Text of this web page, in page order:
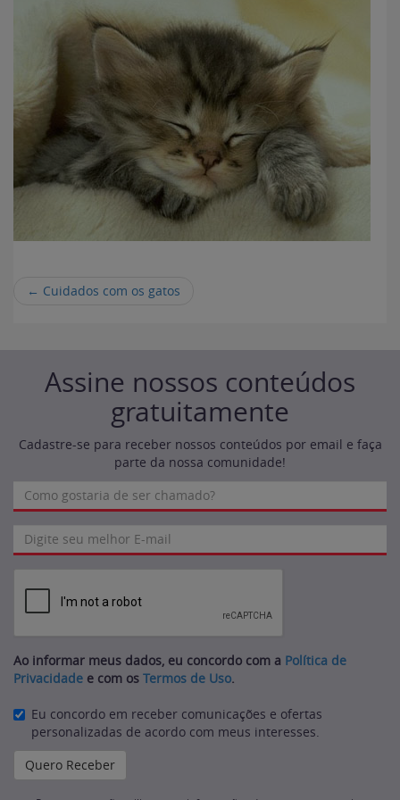
← Cuidados com os gatos
Assine nossos conteúdos
gratuitamente
Cadastre-se para receber nossos conteúdos por email e faça
parte da nossa comunidade!
Ao informar meus dados, eu concordo com a Política de
Privacidade e com os Termos de Uso.
Eu concordo em receber comunicações e ofertas
personalizadas de acordo com meus interesses.